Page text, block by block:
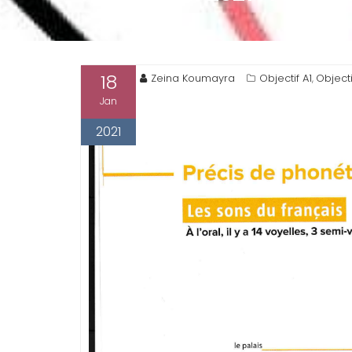
18
Jan
2021
Zeina Koumayra Objectif A1,